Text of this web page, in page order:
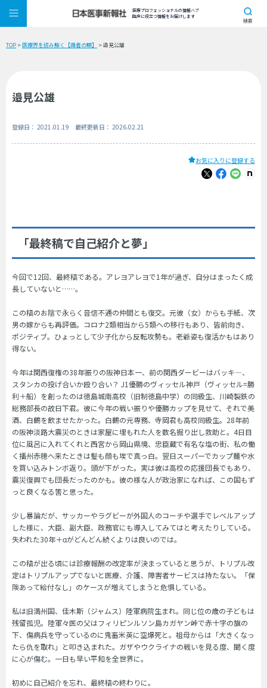
医療プロフェッショナルの情報ハブ
臨床に役立つ情報をお届けします
検索
TOP >医療界を読み解く【識者の眼】 > 邉見公雄
邉見公雄
登録日： 2021.01.19 最終更新日： 2026.02.21
お気に入りに登録する
「最終稿で自己紹介と夢」
今回で12回、最終稿である。アレヨアレヨで1年が過ぎ、自分はまったく成
長していないと……。
この稿のお陰で永らく音信不通の仲間とも復交。元彼（女）からも手紙、次
男の嫁からも再評価。コロナ2類相当から5類への移行もあり、皆前向き、
ポジティブ。ひょっとして少子化から反転攻勢も。老爺姿も復活かもはあり
得ない。
今年は関西復権の38年振りの阪神日本一、前の関西ダービーはバッキ—、
スタンカの投げ合いか殴り合い？ J1優勝のヴィッセル神戸（ヴィッセル=勝
利＋船）を創ったのは徳島城南高校（旧制徳島中学）の同級生、川崎製鉄の
総務部長の故日下君。彼に今年の戦い振りや優勝カップを見せて、それで美
酒、白鶴を飲ませたかった。白鶴の元専務、寺岡君も高校同級生。28年前
の阪神淡路大震災のときは家屋に埋もれた人を数名掘り出し救助と。4日目
位に風呂に入れてくれと西宮から岡山県境、忠臣蔵で有名な塩の街、私の働
く播州赤穂へ来たときは髪も顔も埃で真っ白。翌日スーパーでカップ麺や水
を買い込みトンボ返り。頭が下がった。実は彼は高校の応援団長でもあり、
震災復興でも団長だったのかも。彼の様な人が政治家になれば、この国もず
っと良くなる筈と思った。
少し暴論だが、サッカーやラグビーが外国人のコーチや選手でレベルアップ
した様に、大臣、副大臣、政務官にも導入してみてはと考えたりしている。
失われた30年＋αがどんどん続くよりは良いのでは。
この稿が出る頃には診療報酬の改定率が決まっていると思うが、トリプル改
定はトリプルアップでないと医療、介護、障害者サービスは持たない。「保
険あって給付なし」のケースが増えてしまうと危惧している。
私は旧満州国、佳木斯（ジャムス）陸軍病院生まれ。同じ位の歳の子どもは
残留孤児。陸軍々医の父はフィリピンルソン島カガヤン峠で赤十字の旗の
下、傷病兵を守っているのに鬼畜米英に空爆死と。祖母からは「大きくなっ
たら仇を取れ」と叩き込まれた。ガザやウクライナの戦いを見る度、聞く度
に心が傷む。一日も早い平和を全世界に。
初めに自己紹介を忘れ、最終稿の終わりに。